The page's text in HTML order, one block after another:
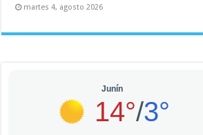
martes 4, agosto 2026